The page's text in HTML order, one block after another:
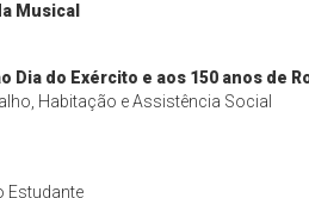
Musical
do Exército e aos 150 anos de
Habitação e Assistência Social
Estudante